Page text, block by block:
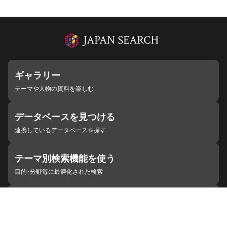
ギャラリー
テーマや人物の資料を楽しむ
データベースを見つける
連携しているデータベースを探す
テーマ別検索機能を使う
目的・分野毎に最適化された検索